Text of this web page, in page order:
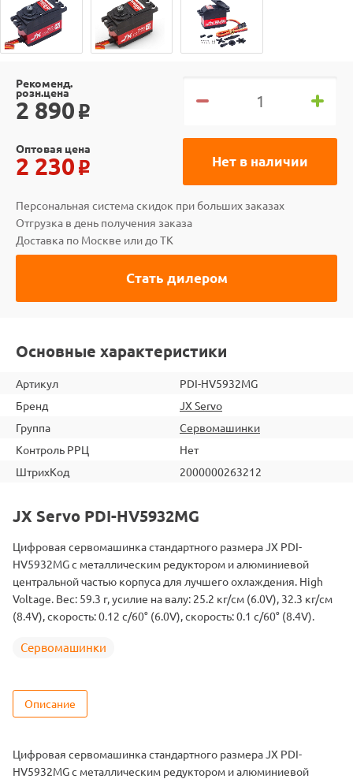
Рекоменд.
розн.цена
2 890 o
Нет в наличии
Оптовая цена
2 230 o
Персональная система скидок при больших заказах
Отгрузка в день получения заказа
Доставка по Москве или до ТК
Стать дилером
Основные характеристики
Артикул
PDI-HV5932MG
Бренд
JX Servo
Группа
Сервомашинки
Контроль РРЦ
Нет
ШтрихКод
2000000263212
JX Servo PDI-HV5932MG
Цифровая сервомашинка стандартного размера JX PDI-
HV5932MG с металлическим редуктором и алюминиевой
центральной частью корпуса для лучшего охлаждения. High
Voltage. Вес: 59.3 г, усилие на валу: 25.2 кг/см (6.0V), 32.3 кг/см
(8.4V), скорость: 0.12 с/60° (6.0V), скорость: 0.1 с/60° (8.4V).
Сервомашинки
Описание
Цифровая сервомашинка стандартного размера JX PDI-
HV5932MG с металлическим редуктором и алюминиевой